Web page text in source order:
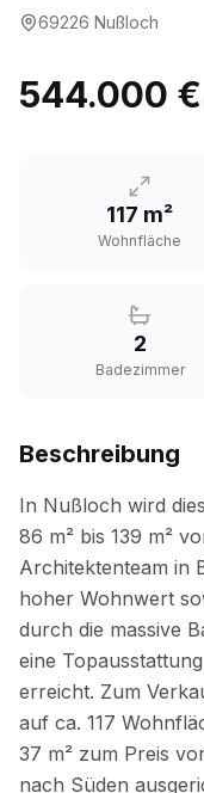
69226 Nußloch
544.000 €
117 m²
Wohnfläche
2
Badezimmer
Beschreibung